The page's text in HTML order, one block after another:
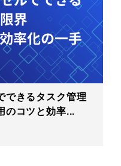
できるタスク管理
のコツと効率...